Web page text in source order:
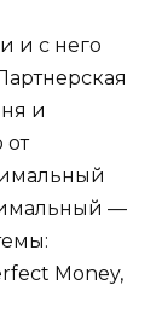
и с него
и
от
—
Money,